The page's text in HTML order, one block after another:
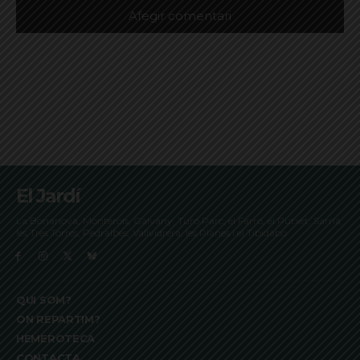
El Jardí
La Bonanova, Monterols, Galvany, Turó Parc, el Farró, el Putxet, Sarrià,
les Tres Torres, Pedralbes, Vallvidrera, les Planes i el Tibidabo
QUI SOM?
ON REPARTIM?
HEMEROTECA